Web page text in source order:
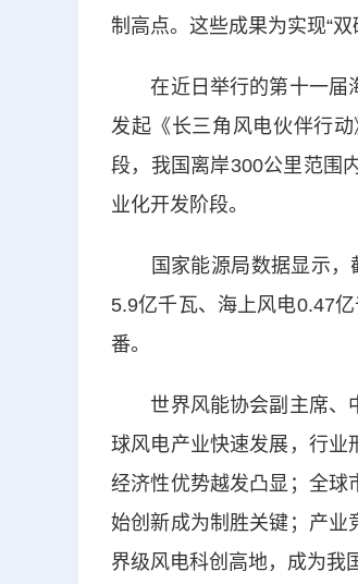
制高点。这些成果为实现“双
在近日举行的第十一届海
发起《长三角风电伙伴行
段，我国离岸300公里范围
业化开发阶段。
国家能源局数据显示，
5.9亿千瓦、海上风电0.47
番。
世界风能协会副主席、中
球风电产业快速发展，行业
经济性优势越发凸显；全球
始创新成为制胜关键；产业
界级风电科创高地，成为我